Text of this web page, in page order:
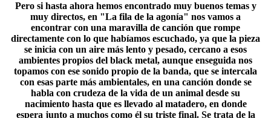
Pero si hasta ahora hemos encontrado muy buenos temas y
muy directos, en "La fila de la agonía" nos vamos a
encontrar con una maravilla de canción que rompe
directamente con lo que habíamos escuchado, ya que la pieza
se inicia con un aire más lento y pesado, cercano a esos
ambientes propios del black metal, aunque enseguida nos
topamos con ese sonido propio de la banda, que se intercala
con esas parte más ambientales, en una canción donde se
habla con crudeza de la vida de un animal desde su
nacimiento hasta que es llevado al matadero, en donde
espera junto a muchos como él su triste final. Se trata de la